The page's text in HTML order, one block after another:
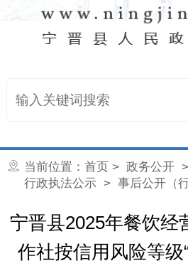
当前位置： 首页 > 政务公开
行政执法公示> 事后公开（行
宁晋县2025年餐饮经
作社按信用风险等级